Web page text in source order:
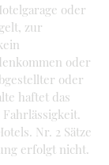
oder
zur
oder
oder
haftet das
Nr. 2 Sätze
erfolgt nicht.